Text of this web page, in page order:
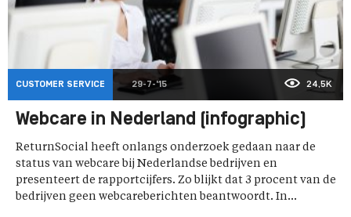
CUSTOMER SERVICE 29-7-'15 24,5K
Webcare in Nederland (infographic)
ReturnSocial heeft onlangs onderzoek gedaan naar de
status van webcare bij Nederlandse bedrijven en
presenteert de rapportcijfers. Zo blijkt dat 3 procent van de
bedrijven geen webcareberichten beantwoordt. In...